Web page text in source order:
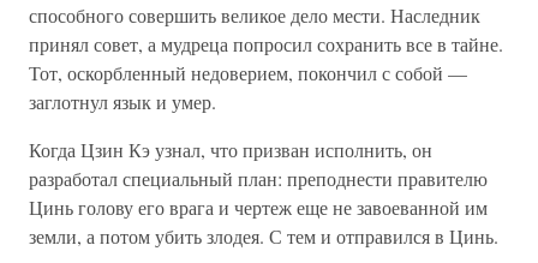
способного совер­шить великое дело мести. Наследник
принял совет, а мудреца попро­сил сохранить все в тайне.
Тот, оскорбленный недоверием, покончил с собой —
заглотнул язык и умер.
Когда Цзин Кэ узнал, что призван исполнить, он
разработал спе­циальный план: преподнести правителю
Цинь голову его врага и чер­теж еще не завоеванной им
земли, а потом убить злодея. С тем и отправился в Цинь.